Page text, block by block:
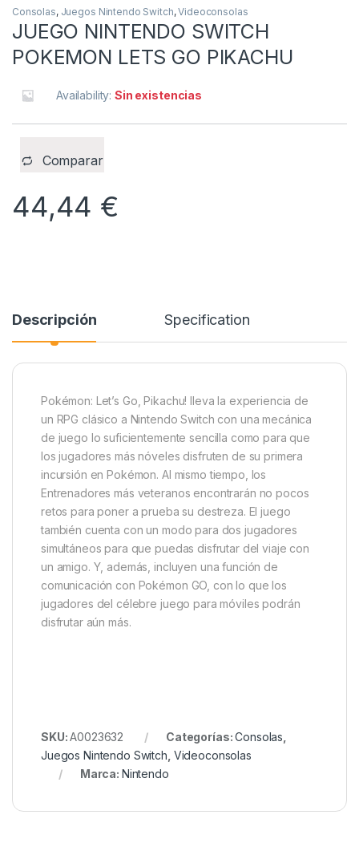
Consolas, Juegos Nintendo Switch,Videoconsolas
JUEGO NINTENDO SWITCH
POKEMON LETS GO PIKACHU
Availability:Sin existencias
Comparar
44,44 €
Descripción Specification
Pokémon: Let’s Go, Pikachu! lleva la experiencia de
un RPG clásico a Nintendo Switch con una mecánica
de juego lo suficientemente sencilla como para que
los jugadores más nóveles disfruten de su primera
incursión en Pokémon. Al mismo tiempo, los
Entrenadores más veteranos encontrarán no pocos
retos para poner a prueba su destreza. El juego
también cuenta con un modo para dos jugadores
simultáneos para que puedas disfrutar del viaje con
un amigo. Y, además, incluyen una función de
comunicación con Pokémon GO, con lo que los
jugadores del célebre juego para móviles podrán
disfrutar aún más.
SKU:A0023632 Categorías:Consolas
Juegos Nintendo Switch Videoconsolas
Marca: Nintendo